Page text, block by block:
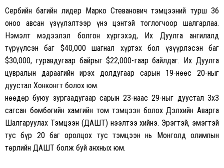
Сербийн багийн лидер Марко Стеванович тэмцээний турш 36
оноо авсан үзүүлэлтээр үнэ цэнтэй тоглогчоор шалгарлаа.
Нэмэлт мэдээлэл болгон хүргэхэд, Их Дуулга ангилалд
түрүүлсэн баг $40,000 шагнал хүртэх бол үзүүрлэсэн баг
$30,000, гуравдугаар байрыг $22,000-гаар байлдаг. Их Дуулга
цувралын дараагийн ирэх долдугаар сарын 19-нөөс 20-ныг
дуустал Хонконгт болох юм.
Өнөөдөр буюу зургаадугаар сарын 23-наас 29-ныг дуустал 3х3
сагсан бөмбөгийн хамгийн том тэмцээн болох Дэлхийн Аварга
Шалгаруулах Тэмцээн (ДАШТ) нээлтээ хийнэ. Эрэгтэй, эмэгтэй
тус бүр 20 баг оролцох тус тэмцээн нь Монголд олимпын
төрлийн ДАШТ болж буй анхных юм.